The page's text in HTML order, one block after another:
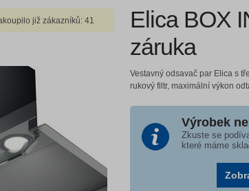
již zákazníků: 41
Elica BOX
záruka
Vestavný odsavač par Elica s
rukový filtr, maximální výkon
Výrobek
Zkuste se
které máme